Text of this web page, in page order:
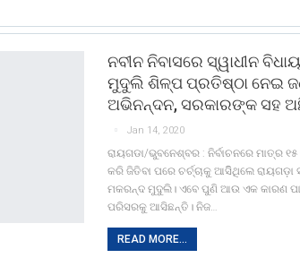
ନବୀନ ନିବାସରେ ସ୍ୱାଧୀନ
ମୁଦୁଲି ଶିଳ୍ପ ପ୍ରତିଷ୍ଠା ନେଇ
ଅଭିନନ୍ଦନ, ସରକାରଙ୍କ ସହ
Jan 14, 2020
ରାୟଗଡା/ଭୁବନେଶ୍ବର : ନିର୍ବାଚନରେ ମାତ୍ର ୧୫
କରି ଜିତିବା ପରେ ଚର୍ଚ୍ଚାକୁ ଆସିିଥିଲେ ରାୟଗଡ଼ା
ମକରନ୍ଦ ମୁଦୁଲି। ଏବେ ପୁଣି ଆଉ ଏକ କାରଣ
ପରିସରକୁ ଆସିଛନ୍ତି। ନିଜ…
READ MORE...